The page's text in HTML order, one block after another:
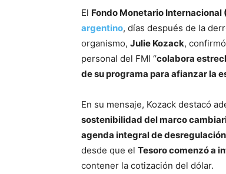
El Fondo Monetario Internacional
argentino, días después de la
organismo, Julie Kozack,
personal del FMI “colabora
de su programa para afianzar la
En su mensaje, Kozack destacó
sostenibilidad del marco
agenda integral de desregulación
desde que el Tesoro comenzó a
contener la cotización del dólar.